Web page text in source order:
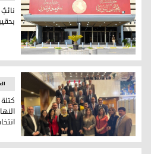
نائبٌ عن المكوّنٍ الإيزيدي يطالب
كتلة "البارتي" تجتمع لإعلان